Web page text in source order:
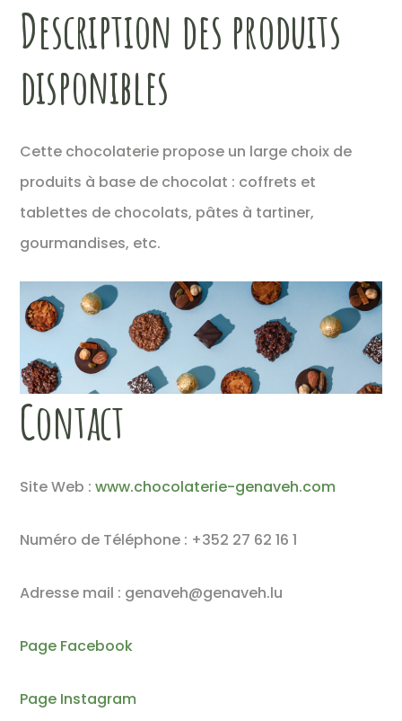
Description des produits
disponibles
Cette chocolaterie propose un large choix de
produits à base de chocolat : coffrets et
tablettes de chocolats, pâtes à tartiner,
gourmandises, etc.
Contact
Site Web :www.chocolaterie-genaveh.com
Numéro de Téléphone : +352 27 62 16 1
Adresse mail : genaveh@genaveh.lu
Page Facebook
Page Instagram